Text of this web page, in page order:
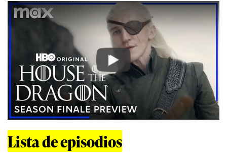
Play
Lista de episodios